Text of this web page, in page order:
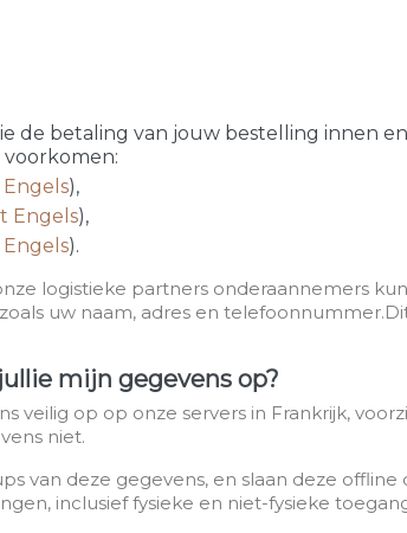
de betaling van jouw bestelling innen
),
Engels),
).
logistieke partners onderaannemers
uw naam, adres en
mijn gegevens op?
veilig op op onze servers in Frankrijk,
niet.
van deze gegevens, en slaan deze
inclusief fysieke en niet-fysieke